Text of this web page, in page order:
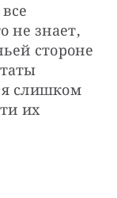
не знает,
стороне
слишком
их